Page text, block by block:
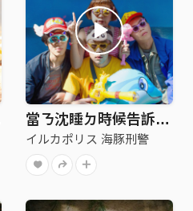
當ㄋ沈睡ㄉ時候告訴婐ㄋ夢到ㄌ婐
イルカポリス 海豚刑警